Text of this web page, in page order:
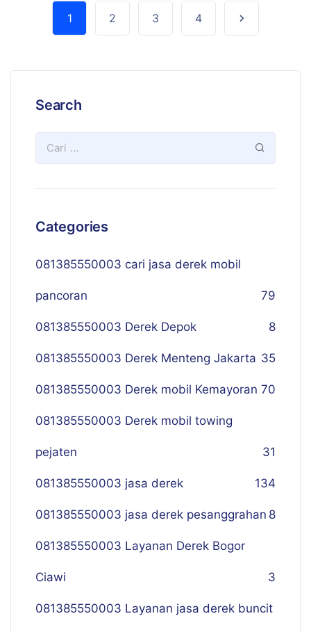
1 2 3 4
Search
Categories
081385550003 cari jasa derek mobil
pancoran 79
081385550003 Derek Depok 8
081385550003 Derek Menteng Jakarta 35
081385550003 Derek mobil Kemayoran 70
081385550003 Derek mobil towing
pejaten 31
081385550003 jasa derek 134
081385550003 jasa derek pesanggrahan 8
081385550003 Layanan Derek Bogor
Ciawi 3
081385550003 Layanan jasa derek buncit